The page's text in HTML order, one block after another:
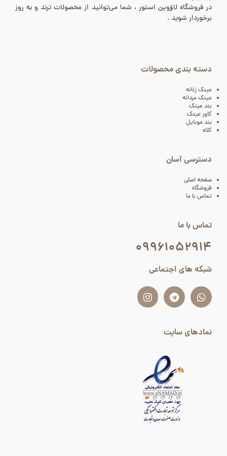
در فروشگاه لاۆوین استور ، شما می‌توانید از محصولات ترند و به روز
برخوردار شوید .
دسته بندی محصولات
عینک زنانه
عینک مردانه
بند عینک
کاور عینک
بند موبایل
کلاه
دسترسی آسان
صفحه اصلی
فروشگاه
تماس با ما
تماس با ما
۰۹۹۶۱۰۵۲۹۱۴
شبکه های اجتماعی
نمادهای سایت